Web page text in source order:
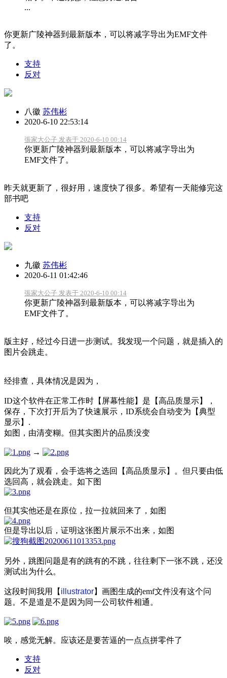
...
你更新广陵神器到最新版本，可以将减字导出为EMF文件
了。
支持
反对
八徽 苏伟彬
2020-6-10 22:53:14
張家大公子 发表于 2020-6-10 00:14
你更新广陵神器到最新版本，可以将减字导出为
EMF文件了。
昨天就更新了，很好用，速度快了很多。希望有一天能修完这
部书吧
支持
反对
九徽 苏伟彬
2020-6-11 01:42:46
張家大公子 发表于 2020-6-10 00:14
你更新广陵神器到最新版本，可以将减字导出为
EMF文件了。
版主好，经过今日进一步测试。我发现一个问题，就是插入的
图片会跳走。
经排查，具体情况是因为，
ID这个软件在正常工作时【屏幕性能】是【高品质显示】，
保存，下次打开后为了快速展示，ID系统会自动变为【典型
显示】.
如图，由清变糊。但其实图片的品质没变
→
因此为了观看，会手选将之选回【高品质显示】。但只要由低
选回高，就会跳走。如下图
但其实他还是在原位，拉一拉就回来了，如图
但是导出以后，证明这张图片展示不出来，如图
另外，跳图问题是有的跳有的不跳，往往剩下一张不跳，还没
测试出为什么。
这段时间我用【 illustrator】画图生成的emf文件没有这个问
题。不是道是不是因为同一公司软件相通。
唉，感觉无解。应该还是要苦逼的一点点拼零件了
支持
反对